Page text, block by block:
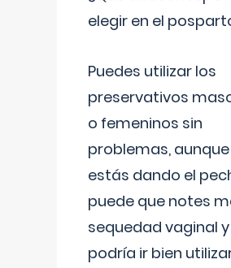
elegir en el
Puedes utilizar los
preservativos
o femeninos sin
problemas, aunque
estás dando el
puede que notes
sequedad vaginal
podría ir bien